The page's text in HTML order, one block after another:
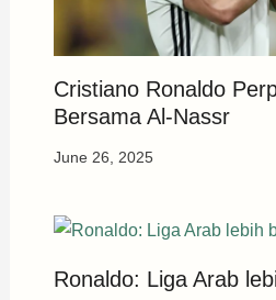
Cristiano Ronaldo
Bersama Al-Nassr
June 26, 2025
Ronaldo: Liga Arab